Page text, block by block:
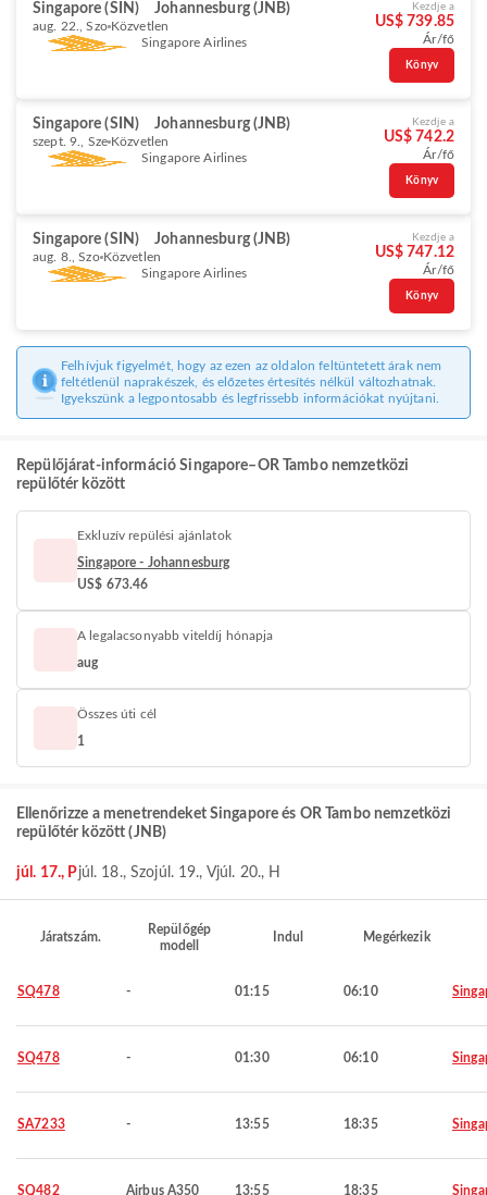
Singapore (SIN) Johannesburg (JNB)
aug. 22., Szo Közvetlen
Singapore Airlines
Kezdje a
US$ 739.85
Ár/fő
Könyv
Singapore (SIN) Johannesburg (JNB)
szept. 9., Sze Közvetlen
Singapore Airlines
Kezdje a
US$ 742.2
Ár/fő
Könyv
Singapore (SIN) Johannesburg (JNB)
aug. 8., Szo Közvetlen
Singapore Airlines
Kezdje a
US$ 747.12
Ár/fő
Könyv
Felhívjuk figyelmét, hogy az ezen az oldalon feltüntetett árak nem
feltétlenül naprakészek, és előzetes értesítés nélkül változhatnak.
Igyekszünk a legpontosabb és legfrissebb információkat nyújtani.
Repülőjárat-információ Singapore–OR Tambo nemzetközi
repülőtér között
Exkluzív repülési ajánlatok
Singapore - Johannesburg
US$ 673.46
A legalacsonyabb viteldíj hónapja
aug
Összes úti cél
1
Ellenőrizze a menetrendeket Singapore és OR Tambo nemzetközi
repülőtér között (JNB)
júl. 17., Pjúl. 18., Szojúl. 19., Vjúl. 20., H
Járatszám.
Repülőgép
modell
Indul Megérkezik
SQ478 - 01:15 06:10
SQ478 - 01:30 06:10
SA7233 - 13:55 18:35
SQ482 Airbus A350 13:55 18:35